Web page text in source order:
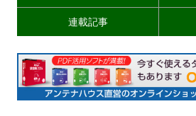
連載記事